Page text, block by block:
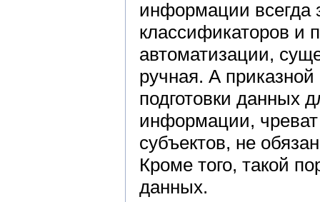
информации всегда
классификаторов и
автоматизации,
ручная. А
подготовки данных
информации,
субъектов, не
Кроме того, такой
данных.